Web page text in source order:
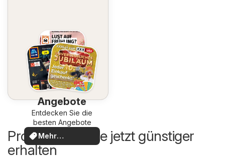
Angebote
Entdecken Sie die
besten Angebote
Mehr
entdecken
Produkte, die Sie jetzt günstiger
erhalten